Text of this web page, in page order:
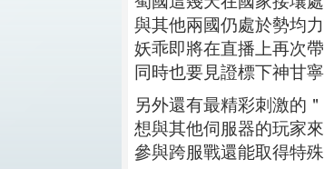
與其他兩國仍處於勢均
妖乖即將在直播上再次
同時也要見證標下神甘
另外還有最精彩刺激的
想與其他伺服器的玩家
參與跨服戰還能取得特